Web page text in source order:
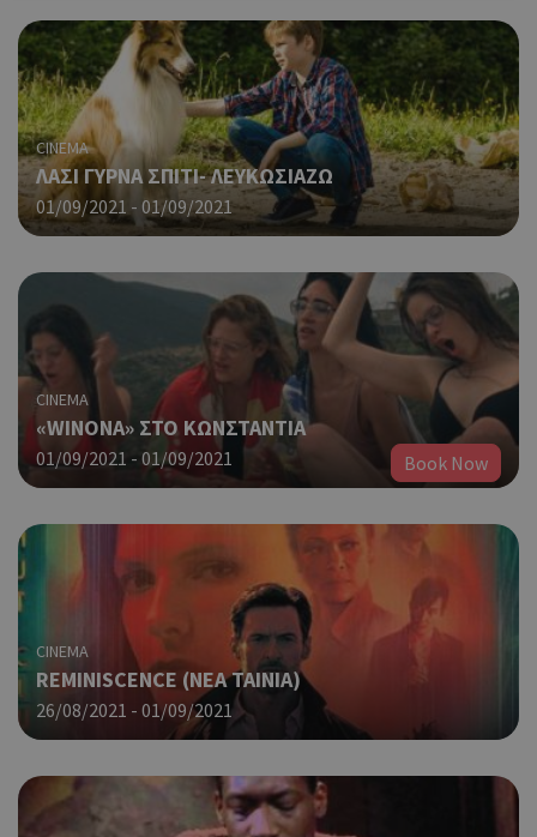
CINEMA
ΛΑΣΙ ΓΥΡΝΑ ΣΠΙΤΙ- ΛΕΥΚΩΣΙΑΖΩ
01/09/2021 - 01/09/2021
CINEMA
«WINONA» ΣΤΟ ΚΩΝΣΤΑΝΤΙΑ
01/09/2021 - 01/09/2021 Book Now
CINEMA
REMINISCENCE (NΕΑ ΤΑΙΝΙΑ)
26/08/2021 - 01/09/2021